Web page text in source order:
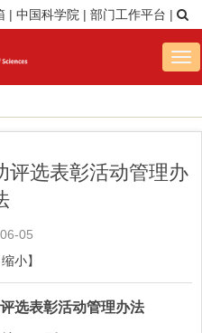
| 中国科学院 | 部门工作平台 |
评选表彰活动管理办
05
缩小】
选表彰活动管理办法